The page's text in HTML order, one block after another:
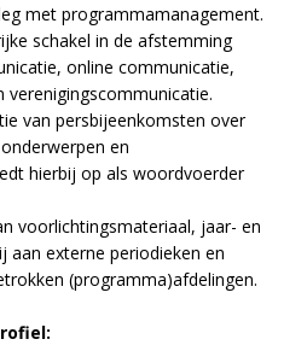
met programmamanagement.
schakel in de afstemming
online communicatie,
van persbijeenkomsten over
en
hierbij op als woordvoerder
voorlichtingsmateriaal, jaar- en
aan externe periodieken en
(programma)afdelingen.